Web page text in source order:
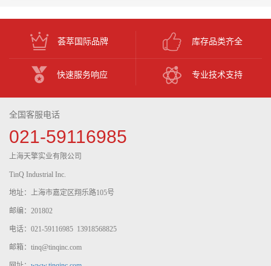
荟萃国际品牌 库存品类齐全
快速服务响应 专业技术支持
全国客服电话
021-59116985
上海天擎实业有限公司
TinQ Industrial Inc.
地址：上海市嘉定区翔乐路105号
邮编：201802
电话：021-59116985 13918568825
邮箱：tinq@tinqinc.com